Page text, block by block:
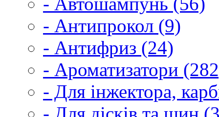
- Антипрокол (9)
- Антифриз (24)
- Ароматизатори
- Для інжектора,